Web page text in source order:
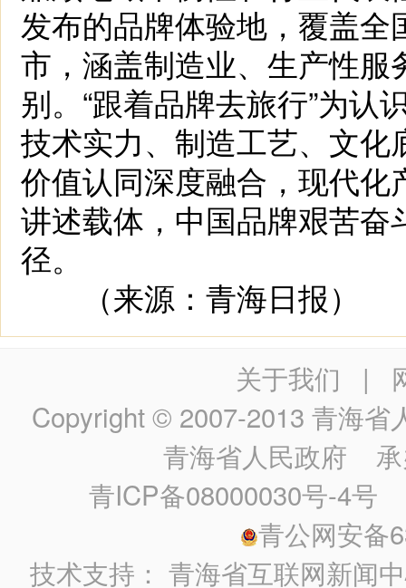
发布的品牌体验地，覆盖
市，涵盖制造业、生产性
别。“跟着品牌去旅行”为
技术实力、制造工艺、文
价值认同深度融合，现代
讲述载体，中国品牌艰苦
径。
（来源：青海日报）
关于我们 |
Copyright © 2007-2013 青海省
青海省人民政府 承
青ICP备08000030号-4号
青公网安备
技术支持：青海省互联网新闻